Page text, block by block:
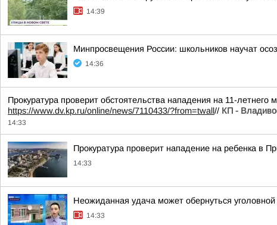
14:39
Минпросвещения России: школьников научат
14:36
Прокуратура проверит обстоятельства нападения на 11-
https://www.dv.kp.ru/online/news/7110433/?from=twall// КП -
14:33
Прокуратура проверит нападение на ребенка в
14:33
Неожиданная удача может обернуться уголовной
14:33